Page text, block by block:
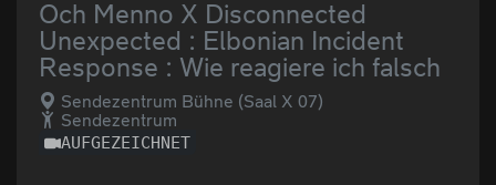
Och Menno X Disconnected
Unexpected : Elbonian Incident
Response : Wie reagiere ich falsch
Sendezentrum Bühne (Saal X 07)
Sendezentrum
AUFGEZEICHNET